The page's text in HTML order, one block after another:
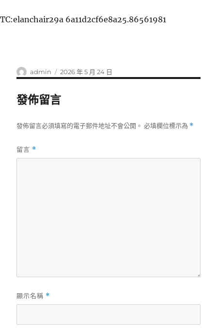
TC:elanchair29a 6a11d2cf6e8a25.86561981
作
者
admin
發
佈
2026 年 5 月 24 日
發佈留言
發佈留言必須填寫的電子郵件地址不會公開。 必填欄位標示為 *
留言 *
顯示名稱 *